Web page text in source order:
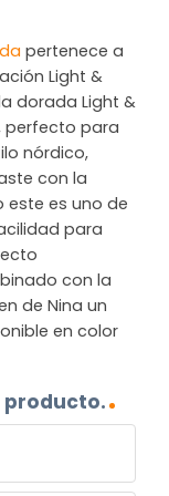
pertenece a
Light &
dorada Light &
perfecto para
nórdico,
con la
este es uno de
para
con la
de Nina un
en color
producto.